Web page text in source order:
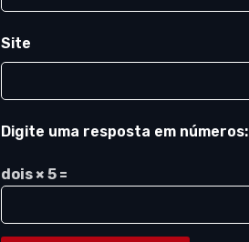
Site
Digite uma resposta em números:
dois × 5 =